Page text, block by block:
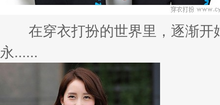
在穿衣打扮的世界里，逐渐开
永......